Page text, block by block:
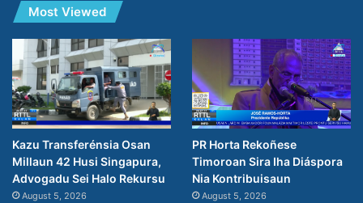
Most Viewed
Kazu Transferénsia Osan
Millaun 42 Husi Singapura,
Advogadu Sei Halo Rekursu
August 5, 2026
PR Horta Rekoñese
Timoroan Sira Iha Diáspora
Nia Kontribuisaun
August 5, 2026